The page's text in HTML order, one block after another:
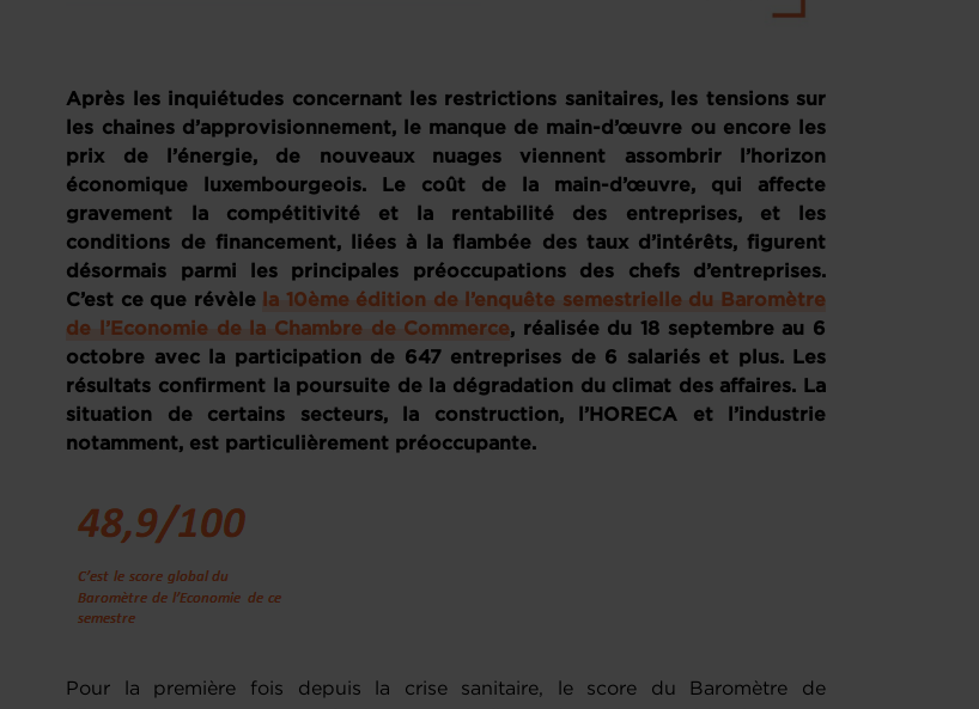
Après les inquiétudes concernant les restrictions sanitaires, les tensions sur
les chaines d’approvisionnement, le manque de main-d’œuvre ou encore les
prix de l’énergie, de nouveaux nuages viennent assombrir l’horizon
économique luxembourgeois. Le coût de la main-d’œuvre, qui affecte
gravement la compétitivité et la rentabilité des entreprises, et les
conditions de financement, liées à la flambée des taux d’intérêts, figurent
désormais parmi les principales préoccupations des chefs d’entreprises.
C’est ce que révèle
la 10ème édition de l’enquête semestrielle du Baromètre
de l’Economie de la Chambre de Commerce, réalisée du 18 septembre au 6
octobre avec la participation de 647 entreprises de 6 salariés et plus. Les
résultats confirment la poursuite de la dégradation du climat des affaires. La
situation de certains secteurs, la construction, l’HORECA et l’industrie
notamment, est particulièrement préoccupante.
Pour la première fois depuis la crise sanitaire, le score du Baromètre de